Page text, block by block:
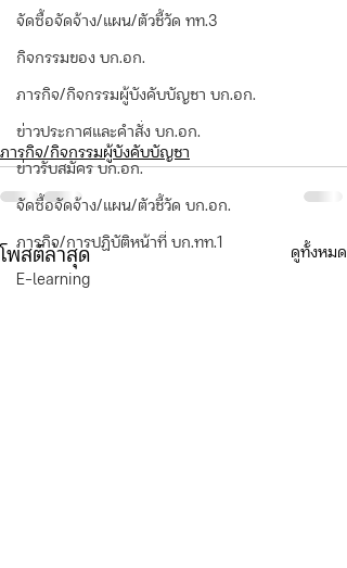
จัดซื้อจัดจ้าง/แผน/ตัวชี้วัด ทท.3
กิจกรรมของ บก.อก.
ภารกิจ/กิจกรรมผู้บังคับบัญชา บก.อก.
ข่าวประกาศและคำสั่ง บก.อก.
ข่าวรับสมัคร บก.อก.
จัดซื้อจัดจ้าง/แผน/ตัวชี้วัด บก.อก.
ภารกิจ/การปฏิบัติหน้าที่ บก.ทท.1
E-learning
ภารกิจ/กิจกรรมผู้บังคับบัญชา
โพสต์ล่าสุด ดูทั้งหมด